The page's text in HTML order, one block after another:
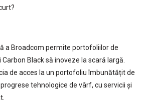
a Broadcom permite portofoliilor de
Black să inoveze la scară largă.
de acces la un portofoliu îmbunătățit de
tehnologice de vârf, cu servicii și